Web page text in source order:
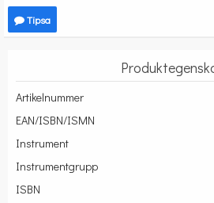
Tipsa
Artikelnummer
EAN/ISBN/ISMN
Instrument
Instrumentgrupp
ISBN